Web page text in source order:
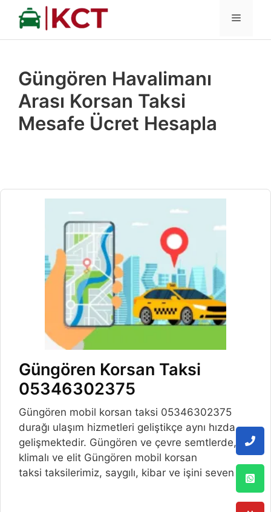
İçeriğe
MENÜ
Güngören Havalimanı
Arası Korsan Taksi
Mesafe Ücret Hesapla
Güngören Korsan Taksi
05346302375
Güngören mobil korsan taksi 05346302375
durağı ulaşım hizmetleri geliştikçe aynı hızda
gelişmektedir. Güngören ve çevre semtlerde,
klimalı ve elit Güngören mobil korsan
taksi taksilerimiz, saygılı, kibar ve işini seven